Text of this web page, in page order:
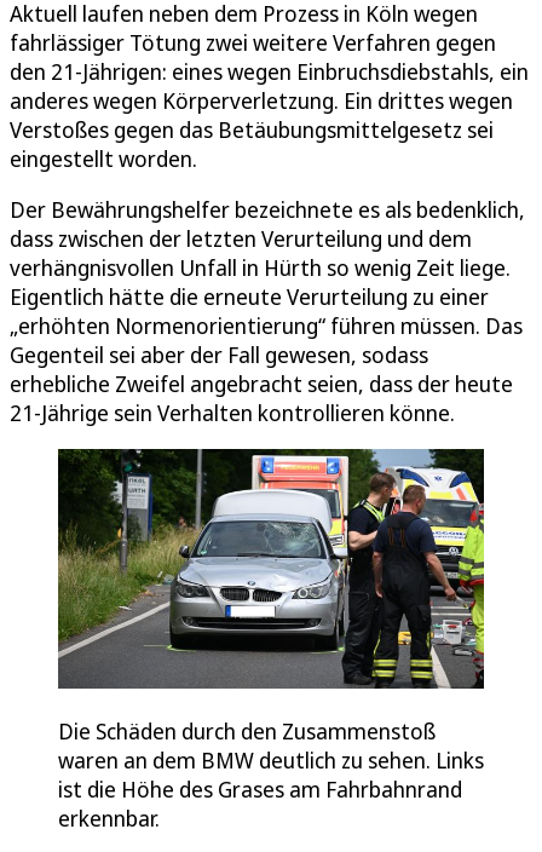
Aktuell laufen neben dem Prozess in Köln wegen
fahrlässiger Tötung zwei weitere Verfahren gegen
den 21-Jährigen: eines wegen Einbruchsdiebstahls, ein
anderes wegen Körperverletzung. Ein drittes wegen
Verstoßes gegen das Betäubungsmittelgesetz sei
eingestellt worden.
Der Bewährungshelfer bezeichnete es als bedenklich,
dass zwischen der letzten Verurteilung und dem
verhängnisvollen Unfall in Hürth so wenig Zeit liege.
Eigentlich hätte die erneute Verurteilung zu einer
„erhöhten Normenorientierung“ führen müssen. Das
Gegenteil sei aber der Fall gewesen, sodass
erhebliche Zweifel angebracht seien, dass der heute
21-Jährige sein Verhalten kontrollieren könne.
Die Schäden durch den Zusammenstoß
waren an dem BMW deutlich zu sehen. Links
ist die Höhe des Grases am Fahrbahnrand
erkennbar.